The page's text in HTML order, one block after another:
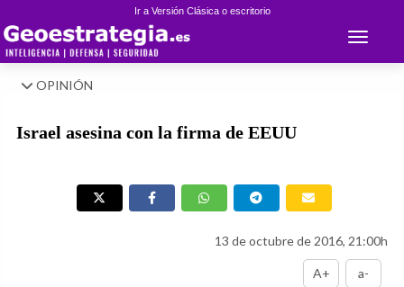
Ir a Versión Clásica o escritorio
Toggle
OPINIÓN
Israel asesina con la firma de EEUU
13 de octubre de 2016, 21:00h
A+ a-